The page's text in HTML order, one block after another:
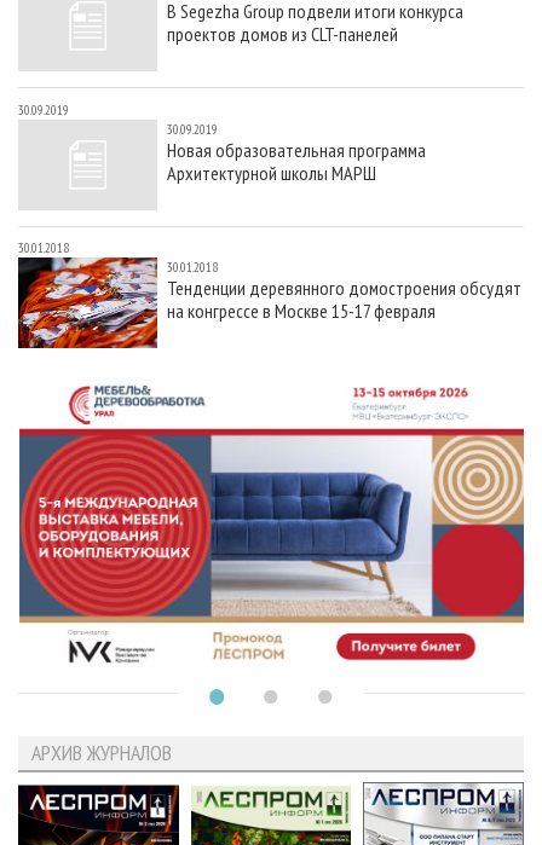
СУШКА ДРЕВЕСИНЫ
ПРОИЗВОДСТВО ДРЕВЕСНЫХ ПЛИТ
ДЕРЕВЯННОЕ ДОМОСТРОЕНИЕ
ПРОИЗВОДСТВО МЕБЕЛИ
БИОЭНЕРГЕТИКА
ЦБП
ИНСТРУМЕНТ И МАТЕРИАЛЫ
ПЕРСОНЫ
МОБИЛЬНЫЕ ВЫСТАВКИ
ПРИОРИТЕТНЫЕ ИНВЕСТПРОЕКТЫ
RUSSIAN FORESTRY REVIEW
ГАЗЕТА ЛЕСПРОМФОРУМ
БИБЛИОТЕКА СПЕЦИАЛИСТА
КОНТАКТЫ
РЕКЛАМА
В Segezha Group подвели итоги конкурса
проектов домов из CLT-панелей
30.09.2019
30.09.2019
Новая образовательная программа
Архитектурной школы МАРШ
30.01.2018
30.01.2018
Тенденции деревянного домостроения обсудят
на конгрессе в Москве 15-17 февраля
АРХИВ ЖУРНАЛОВ